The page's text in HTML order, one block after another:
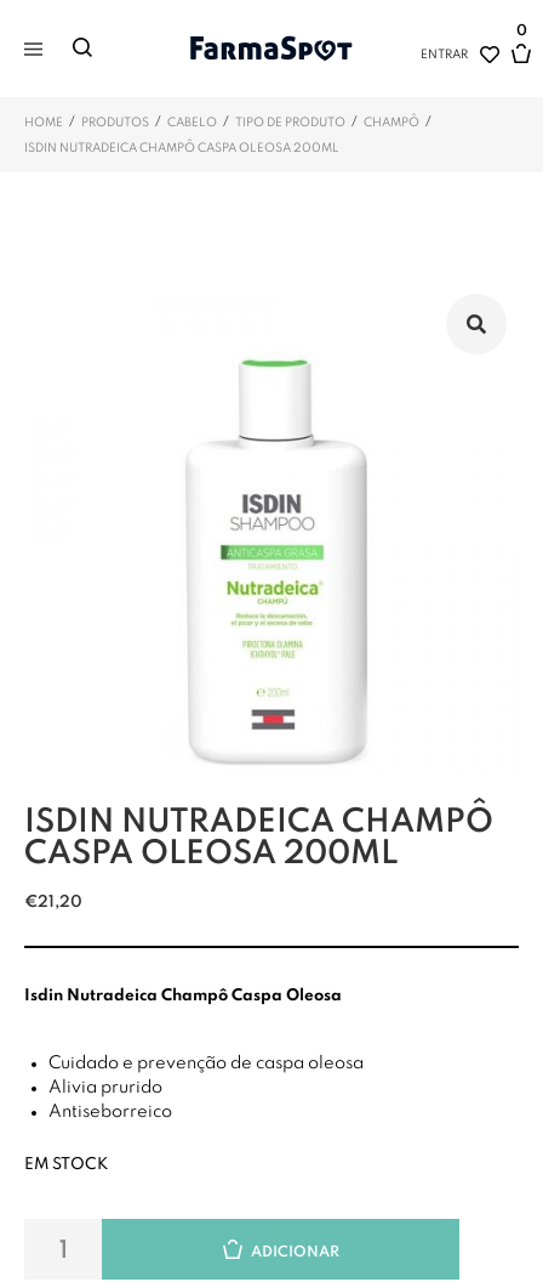
ENTRAR
0
HOME / PRODUTOS / CABELO / TIPO DE PRODUTO / CHAMPÔ /
ISDIN NUTRADEICA CHAMPÔ CASPA OLEOSA 200ML
ISDIN NUTRADEICA CHAMPÔ
CASPA OLEOSA 200ML
€21,20
Isdin Nutradeica Champô Caspa Oleosa
Cuidado e prevenção de caspa oleosa
Alivia prurido
Antiseborreico
EM STOCK
ADICIONAR